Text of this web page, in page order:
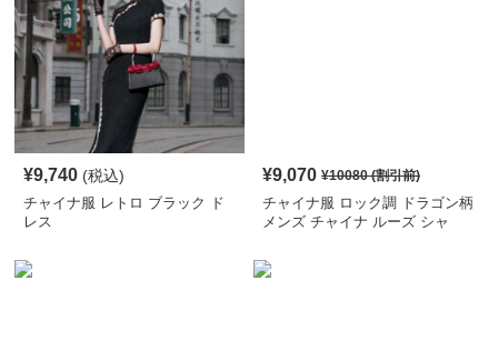
¥9,740 (税込)
チャイナ服 レトロ ブラック ド
レス
¥9,070 ¥10080(割引前)
チャイナ服 ロック調 ドラゴン柄
メンズ チャイナ ルーズ シャ